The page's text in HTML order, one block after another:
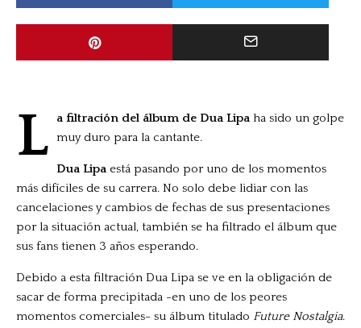
L a filtración del álbum de Dua Lipa ha sido un golpe
muy duro para la cantante.
Dua Lipa está pasando por uno de los momentos
más difíciles de su carrera. No solo debe lidiar con las
cancelaciones y cambios de fechas de sus presentaciones
por la situación actual, también se ha filtrado el álbum que
sus fans tienen 3 años esperando.
Debido a esta filtración Dua Lipa se ve en la obligación de
sacar de forma precipitada -en uno de los peores
momentos comerciales- su álbum titulado Future Nostalgia.